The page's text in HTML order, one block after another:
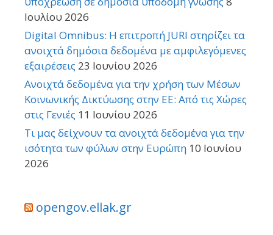
Ιουλίου 2026
Digital Omnibus: Η επιτροπή JURI στηρίζει τα
ανοιχτά δημόσια δεδομένα με αμφιλεγόμενες
εξαιρέσεις 23 Ιουνίου 2026
Ανοιχτά δεδομένα για την χρήση των Μέσων
Κοινωνικής Δικτύωσης στην ΕΕ: Από τις Χώρες
στις Γενιές 11 Ιουνίου 2026
Τι μας δείχνουν τα ανοιχτά δεδομένα για την
ισότητα των φύλων στην Ευρώπη 10 Ιουνίου
2026
opengov.ellak.gr